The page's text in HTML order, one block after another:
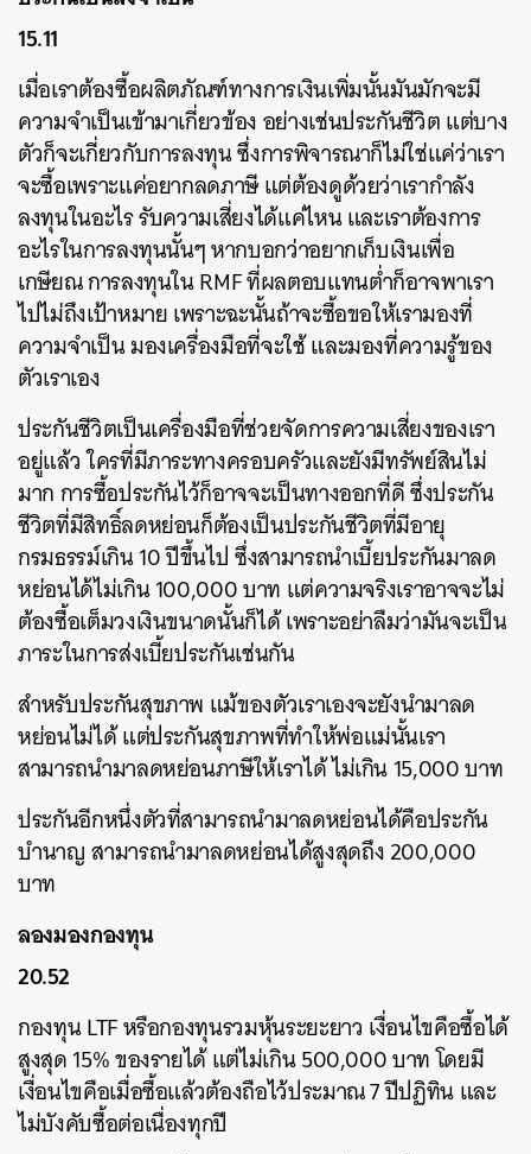
15.11
เมื่อเราต้องซื้อผลิตภัณฑ์ทางการเงินเพิ่มนั้นมันมักจะมี
ความจำเป็นเข้ามาเกี่ยวข้อง อย่างเช่นประกันชีวิต แต่บาง
ตัวก็จะเกี่ยวกับการลงทุน ซึ่งการพิจารณาก็ไม่ใช่แค่ว่าเรา
จะซื้อเพราะแค่อยากลดภาษี แต่ต้องดูด้วยว่าเรากำลัง
ลงทุนในอะไร รับความเสี่ยงได้แค่ไหน และเราต้องการ
อะไรในการลงทุนนั้นๆ หากบอกว่าอยากเก็บเงินเพื่อ
เกษียณ การลงทุนใน RMF ที่ผลตอบแทนต่ำก็อาจพาเรา
ไปไม่ถึงเป้าหมาย เพราะฉะนั้นถ้าจะซื้อขอให้เรามองที่
ความจำเป็น มองเครื่องมือที่จะใช้ และมองที่ความรู้ของ
ตัวเราเอง
ประกันชีวิตเป็นเครื่องมือที่ช่วยจัดการความเสี่ยงของเรา
อยู่แล้ว ใครที่มีภาระทางครอบครัวและยังมีทรัพย์สินไม่
มาก การซื้อประกันไว้ก็อาจจะเป็นทางออกที่ดี ซึ่งประกัน
ชีวิตที่มีสิทธิ์ลดหย่อนก็ต้องเป็นประกันชีวิตที่มีอายุ
กรมธรรม์เกิน 10 ปีขึ้นไป ซึ่งสามารถนำเบี้ยประกันมาลด
หย่อนได้ไม่เกิน 100,000 บาท แต่ความจริงเราอาจจะไม่
ต้องซื้อเต็มวงเงินขนาดนั้นก็ได้ เพราะอย่าลืมว่ามันจะเป็น
ภาระในการส่งเบี้ยประกันเช่นกัน
สำหรับประกันสุขภาพ แม้ของตัวเราเองจะยังนำมาลด
หย่อนไม่ได้ แต่ประกันสุขภาพที่ทำให้พ่อแม่นั้นเรา
สามารถนำมาลดหย่อนภาษีให้เราได้ ไม่เกิน 15,000 บาท
ประกันอีกหนึ่งตัวที่สามารถนำมาลดหย่อนได้คือประกัน
บำนาญ สามารถนำมาลดหย่อนได้สูงสุดถึง 200,000
บาท
ลองมองกองทุน
20.52
กองทุน LTF หรือกองทุนรวมหุ้นระยะยาว เงื่อนไขคือซื้อได้
สูงสุด 15% ของรายได้ แต่ไม่เกิน 500,000 บาท โดยมี
เงื่อนไขคือเมื่อซื้อแล้วต้องถือไว้ประมาณ 7 ปีปฏิทิน และ
ไม่บังคับซื้อต่อเนื่องทุกปี
ค้นหา
SHARE TWEET LINE EMAIL